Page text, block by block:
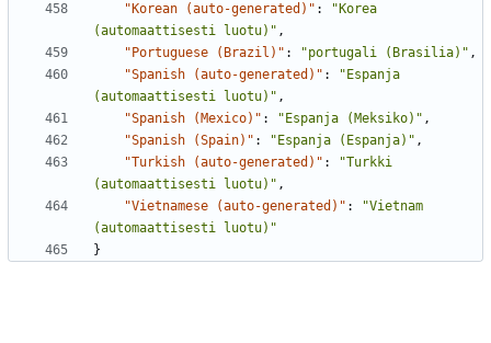
"Korean (auto-generated)" :
"Korea
(automaattisesti luotu)" ,
"Portuguese (Brazil)" : "portugali (Brasilia)" ,
"Spanish (auto-generated)" :
"Espanja
(automaattisesti luotu)" ,
"Spanish (Mexico)" : "Espanja (Meksiko)" ,
"Spanish (Spain)" : "Espanja (Espanja)" ,
"Turkish (auto-generated)" :
"Turkki
(automaattisesti luotu)" ,
"Vietnamese (auto-generated)" :
"Vietnam
(automaattisesti luotu)"
}